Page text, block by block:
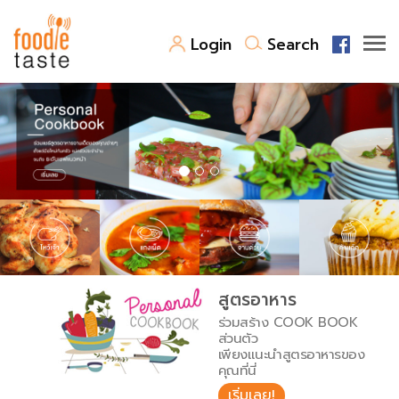
Login Search
สูตรอาหาร
สูตรอาหารล่าสุด
Top Foodie
พาไปชิม
สารพันก้นครัว
เคล็ดลับน่ารู้
เปรียบเทียบหน่วยการตวง
เปรียบเทียบอุณหภูมิ
เปรียบเทียบน้ำหนักวัตถุดิบ
FoodPedia
สร้าง Cookbook
สูตรอาหาร
ร่วมสร้าง COOK BOOK
ส่วนตัว
เพียงแนะนำสูตรอาหารของ
คุณที่นี่